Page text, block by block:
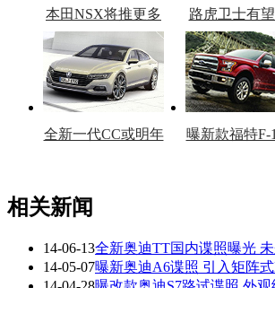
本田NSX将推更多
车型
路虎卫士有
复产
全新一代CC或明年
曝新款福特F-
看赛车宝贝争奇斗
艳
车模美腿爆
走光
相关新闻
14-06-13全新奥迪TT国内谍照曝光
14-05-07曝新奥迪A6谍照 引入矩阵
14-04-28曝改款奥迪S7路试谍照 外